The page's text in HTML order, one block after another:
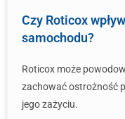
Czy Roticox
samochodu?
Roticox może
zachować ostrożność
jego zażyciu.